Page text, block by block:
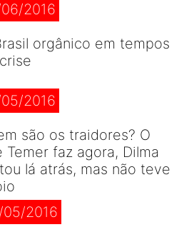
2016
orgânico em tempos
2016
são os traidores? O
Temer faz agora, Dilma
lá atrás, mas não teve
2016